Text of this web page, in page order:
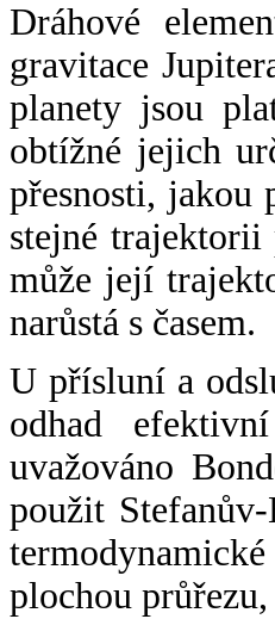
Dráhové
gravitace
planety jsou
obtížné jejich
přesnosti, jakou
stejné
může její
narůstá s časem.
U přísluní a
odhad
uvažováno
použit
plochou